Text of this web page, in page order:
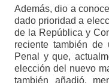
Además, dio a
dado prioridad a
de la República y
reciente también
Penal y que,
elección del nuevo
también añadió,